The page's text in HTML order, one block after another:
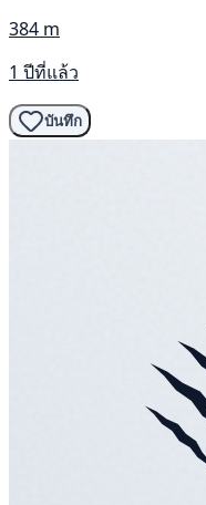
384 m
1 ปีที่แล้ว
บันทึก